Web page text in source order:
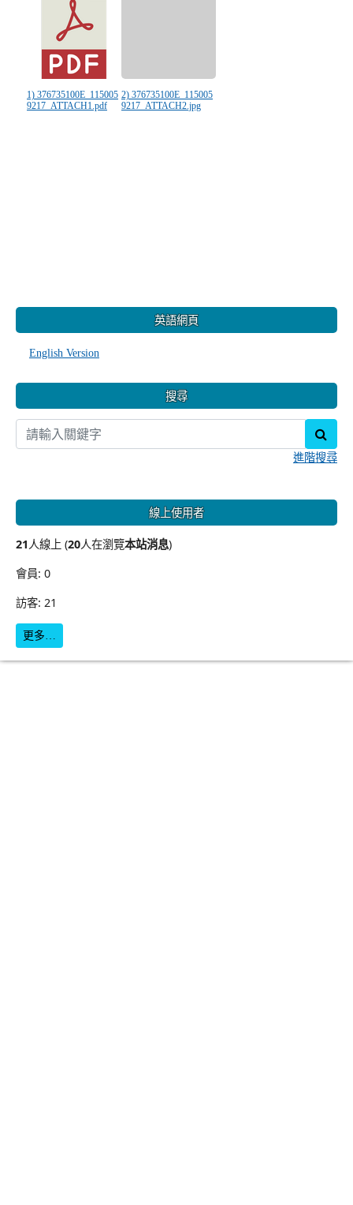
1) 376735100E_115005
9217_ATTACH1.pdf
2) 376735100E_115005
9217_ATTACH2.jpg
英語網頁
English Version
搜尋
進階搜尋
線上使用者
21人線上 (20人在瀏覽本站消息)
會員: 0
訪客: 21
更多…